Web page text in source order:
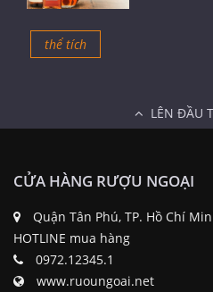
thể tích
LÊN ĐẦU
CỬA HÀNG RƯỢU NGOẠI
Quận Tân Phú, TP. Hồ Chí
HOTLINE mua hàng
0972.12345.1
www.ruoungoai.net